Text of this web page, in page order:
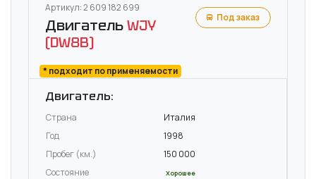
Артикул: 2 609 182 699
ДвигательWJY
(DW8B)
* подходит по применяемости
Под заказ
Двигатель:
Страна
Италия
Год
1998
Пробег (км.)
150 000
Состояние
Хорошее